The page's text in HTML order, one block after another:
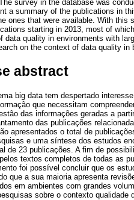
survey in the database was
a summary of the publications in
ones that were available. With
starting in 2013, most of
data quality in environments with
on the context of data quality in
abstract
big data tem despertado
que necessitam
das informações geradas a
das publicações
apresentados o total de
e uma síntese dos estudos
de 23 publicações. A fim de
textos completos de todas as
foi possível concluir que os
que a sua maioria apresenta
em ambientes com grandes
sobre o contexto qualidade